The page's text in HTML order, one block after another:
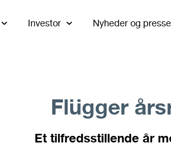
Investor Nyheder og presse
Flügger
Et tilfredsstillende år